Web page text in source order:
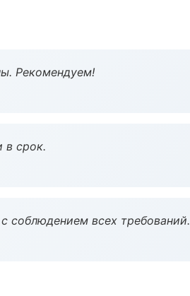
Рекомендуем!
в срок.
соблюдением всех требований.